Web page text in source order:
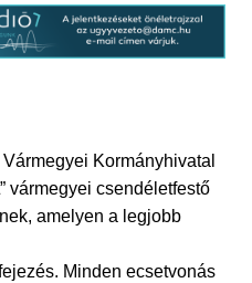
Kormányhivatal
vármegyei csendéletfestő
amelyen a legjobb
Minden ecsetvonás